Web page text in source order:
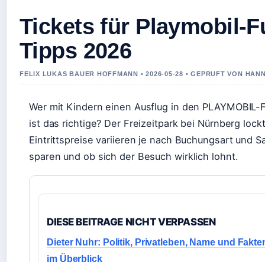
Tickets für Playmobil-
Tipps 2026
FELIX LUKAS BAUER HOFFMANN • 2026-05-28 • GEPRUFT VON
Wer mit Kindern einen Ausflug in den
ist das richtige? Der Freizeitpark bei Nürnberg
Eintrittspreise variieren je nach Buchungsart und
sparen und ob sich der Besuch wirklich lohnt.
DIESE BEITRAGE NICHT VERPASSEN
Dieter Nuhr: Politik, Privatleben, Name und
im Überblick